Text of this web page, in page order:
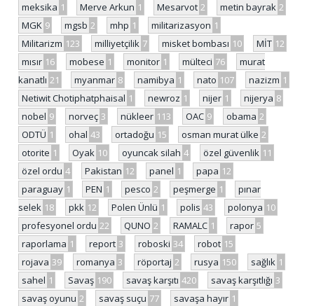
meksika 1 Merve Arkun 1 Mesarvot 2 metin bayrak 2
MGK 9 mgsb 2 mhp 1 militarizasyon 1
Militarizm 123 milliyetçilik 7 misket bombası 10 MİT 12
mısır 16 mobese 1 monitor 1 mülteci 76
murat
kanatlı 21 myanmar 8 namibya 1 nato 107 nazizm 1
Netiwit Chotiphatphaisal 1 newroz 1 nijer 1 nijerya 8
nobel 9 norveç 3 nükleer 113 OAC 9 obama 2
ODTÜ 1 ohal 43 ortadoğu 15 osman murat ülke 2
otorite 1 Oyak 10 oyuncak silah 4 özel güvenlik 11
özel ordu 4 Pakistan 12 panel 1 papa 12
paraguay 1 PEN 1 pesco 2 peşmerge 1
pınar
selek 18 pkk 12 Polen Ünlü 1 polis 43 polonya 10
profesyonel ordu 22 QUNO 2 RAMALC 1 rapor 5
raporlama 1 report 3 roboski 34 robot 15
rojava 39 romanya 3 röportaj 2 rusya 150 sağlık 1
sahel 1 Savaş 190 savaş karşıtı 420 savaş karşıtlığı 3
savaş oyunu 2 savaş suçu 77 savaşa hayır 1